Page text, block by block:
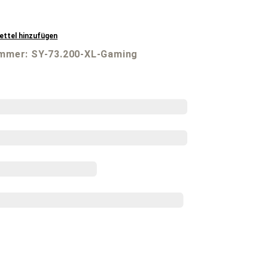
hinzufügen
SY-73.200-XL-Gaming